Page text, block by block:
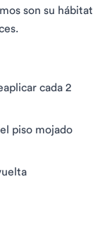
son su hábitat
cada 2
piso mojado